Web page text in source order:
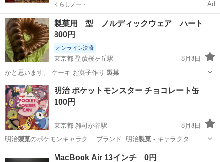
くらしノート Ad
製菓用 型 ノルディックウェア ハート
800円
オンライン決済
東京都 聖蹟桜ヶ丘駅
8月8日
かと思います。 ケーキ お菓子作り 製菓
東京 多摩市 聖蹟桜ヶ丘駅 調理器具
明治 ポケットモンスター チョコレート缶
100円
東京都 雑司が谷駅
8月8日
明治製菓 のポケモンキャラク… ブランド: 明治製菓- キャラクタ…
インテリア雑貨/小物
MacBook Air 13インチ 0円